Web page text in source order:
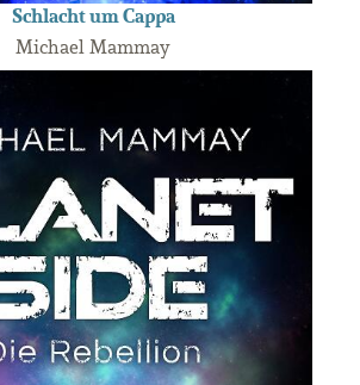
Schlacht um Cappa
Michael Mammay